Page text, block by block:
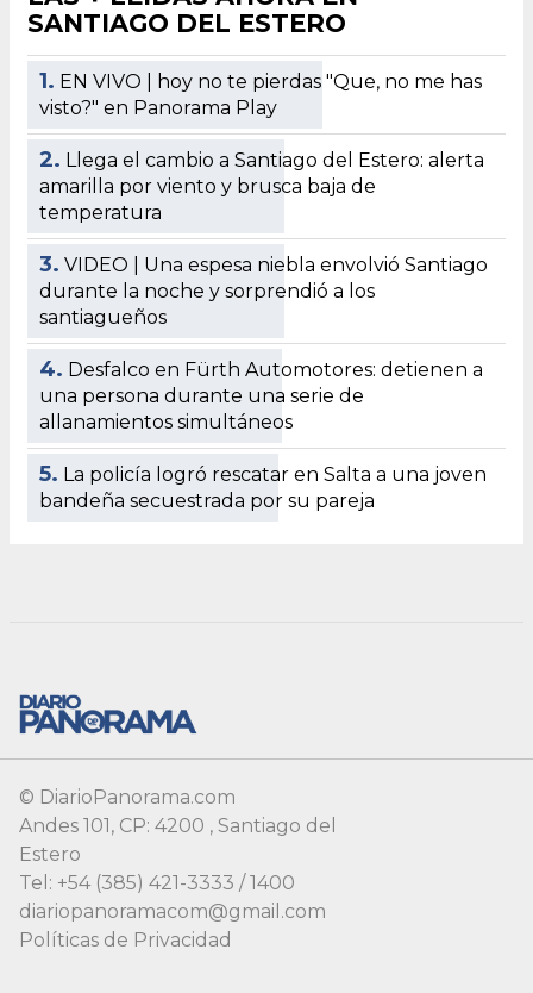
© DiarioPanorama.com
Andes 101, CP: 4200 , Santiago del
Estero
Tel: +54 (385) 421-3333 / 1400
diariopanoramacom@gmail.com
Políticas de Privacidad